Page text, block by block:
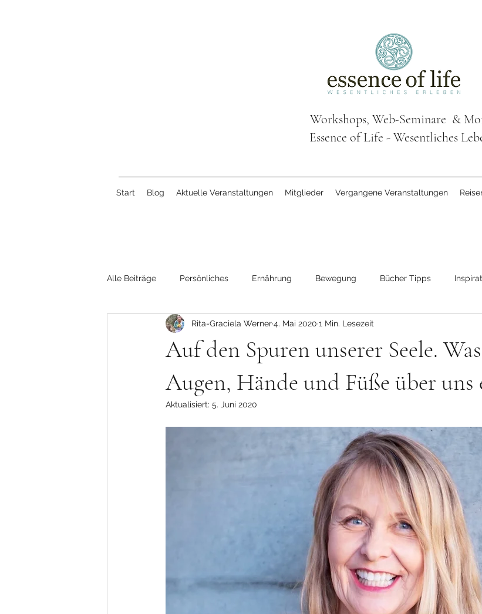
Workshops, Web-Seminare &
Essence of Life - Wesentliches
Start Blog Aktuelle Veranstaltungen Mitglieder Vergangene Veranstaltungen
Alle Beiträge Persönliches Ernährung Bewegung Bücher Tipps
Kunst Gesundheit Natur Photographie
Partnerschaft Gartenzeit
Auf den Spuren unserer Seele.
Augen, Hände und Füße über uns
Rita-Graciela Werner4. Mai 2020 1 Min. Lesezeit
Aktualisiert: 5. Juni 2020